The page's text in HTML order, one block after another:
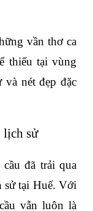
vần thơ ca
thiếu tại vùng
nét đẹp đặc
lịch sử
đã trải qua
sử tại Huế. Với
vẫn luôn là